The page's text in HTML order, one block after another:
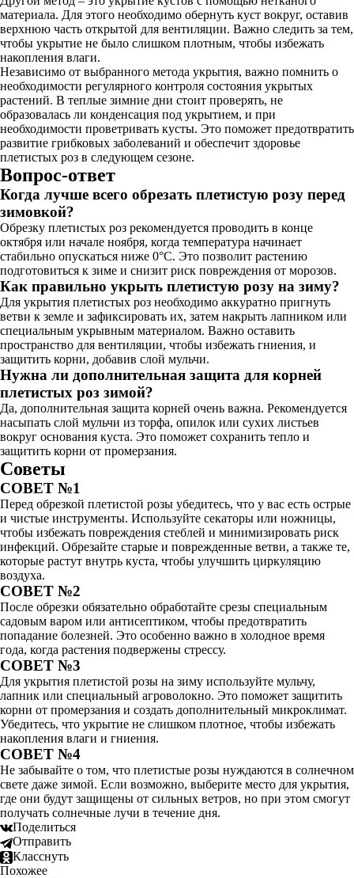
материала. Для этого необходимо обернуть куст вокруг, оставив
верхнюю часть открытой для вентиляции. Важно следить за тем,
чтобы укрытие не было слишком плотным, чтобы избежать
накопления влаги.
Независимо от выбранного метода укрытия, важно помнить о
необходимости регулярного контроля состояния укрытых
растений. В теплые зимние дни стоит проверять, не
образовалась ли конденсация под укрытием, и при
необходимости проветривать кусты. Это поможет предотвратить
развитие грибковых заболеваний и обеспечит здоровье
плетистых роз в следующем сезоне.
Вопрос-ответ
Когда лучше всего обрезать плетистую розу перед
зимовкой?
Обрезку плетистых роз рекомендуется проводить в конце
октября или начале ноября, когда температура начинает
стабильно опускаться ниже 0°C. Это позволит растению
подготовиться к зиме и снизит риск повреждения от морозов.
Как правильно укрыть плетистую розу на зиму?
Для укрытия плетистых роз необходимо аккуратно пригнуть
ветви к земле и зафиксировать их, затем накрыть лапником или
специальным укрывным материалом. Важно оставить
пространство для вентиляции, чтобы избежать гниения, и
защитить корни, добавив слой мульчи.
Нужна ли дополнительная защита для корней
плетистых роз зимой?
Да, дополнительная защита корней очень важна. Рекомендуется
насыпать слой мульчи из торфа, опилок или сухих листьев
вокруг основания куста. Это поможет сохранить тепло и
защитить корни от промерзания.
Советы
СОВЕТ №1
Перед обрезкой плетистой розы убедитесь, что у вас есть острые
и чистые инструменты. Используйте секаторы или ножницы,
чтобы избежать повреждения стеблей и минимизировать риск
инфекций. Обрезайте старые и поврежденные ветви, а также те,
которые растут внутрь куста, чтобы улучшить циркуляцию
воздуха.
СОВЕТ №2
После обрезки обязательно обработайте срезы специальным
садовым варом или антисептиком, чтобы предотвратить
попадание болезней. Это особенно важно в холодное время
года, когда растения подвержены стрессу.
СОВЕТ №3
Для укрытия плетистой розы на зиму используйте мульчу,
лапник или специальный агроволокно. Это поможет защитить
корни от промерзания и создать дополнительный микроклимат.
Убедитесь, что укрытие не слишком плотное, чтобы избежать
накопления влаги и гниения.
СОВЕТ №4
Не забывайте о том, что плетистые розы нуждаются в солнечном
свете даже зимой. Если возможно, выберите место для укрытия,
где они будут защищены от сильных ветров, но при этом смогут
получать солнечные лучи в течение дня.
Поделиться
Отправить
Класснуть
Похожее